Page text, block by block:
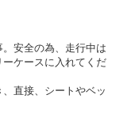
支払いを求め、又
できないものとし
従わない場合
もに、予約を取消
、この場合の予約
安全の為、走行中は
ケースに入れてくだ
直接、シートやベッ